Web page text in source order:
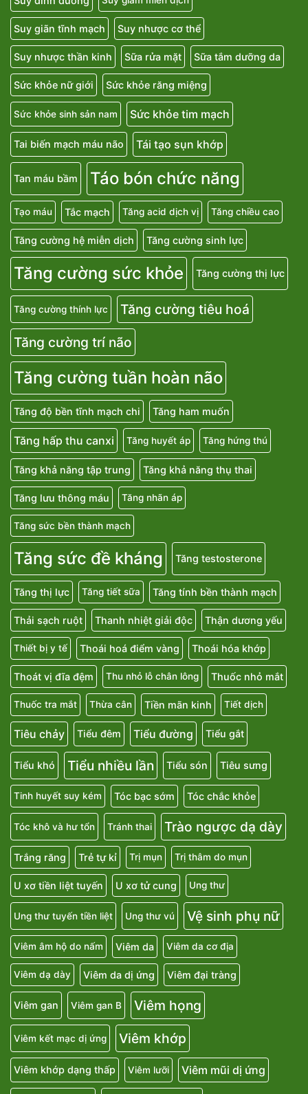
Suy giãn tĩnh mạch Suy nhược cơ thể
Suy nhược thần kinh Sữa rửa mặt Sữa tắm dưỡng da
Sức khỏe nữ giới Sức khỏe răng miệng
Sức khỏe sinh sản nam Sức khỏe tim mạch
Tai biến mạch máu não Tái tạo sụn khớp
Tan máu bầm Táo bón chức năng
Tạo máu Tắc mạch Tăng acid dịch vị Tăng chiều cao
Tăng cường hệ miễn dịch Tăng cường sinh lực
Tăng cường sức khỏe Tăng cường thị lực
Tăng cường thính lực
Tăng cường tiêu hoá
Tăng cường trí não
Tăng cường tuần hoàn não
Tăng độ bền tĩnh mạch chi Tăng ham muốn
Tăng hấp thu canxi Tăng huyết áp Tăng hứng thú
Tăng khả năng tập trung Tăng khả năng thụ thai
Tăng lưu thông máu Tăng nhãn áp
Tăng sức bền thành mạch
Tăng sức đề kháng Tăng testosterone
Tăng thị lực Tăng tiết sữa Tăng tính bền thành mạch
Thải sạch ruột Thanh nhiệt giải độc Thận dương yếu
Thiết bị y tế Thoái hoá điểm vàng Thoái hóa khớp
Thoát vị đĩa đệm Thu nhỏ lỗ chân lông Thuốc nhỏ mắt
Thuốc tra mắt Thừa cân Tiền mãn kinh Tiết dịch
Tiêu chảy Tiểu đêm Tiểu đường Tiểu gắt
Tiểu khó Tiểu nhiều lần Tiểu són Tiêu sưng
Tinh huyết suy kém Tóc bạc sớm Tóc chắc khỏe
Tóc khô và hư tổn Tránh thai Trào ngược dạ dày
Trắng răng Trẻ tự kỉ Trị mụn Trị thâm do mụn
U xơ tiền liệt tuyến U xơ tử cung Ung thư
Ung thư tuyến tiền liệt Ung thư vú Vệ sinh phụ nữ
Viêm âm hộ do nấm Viêm da Viêm da cơ địa
Viêm dạ dày Viêm da dị ứng Viêm đại tràng
Viêm gan Viêm gan B Viêm họng
Viêm kết mạc dị ứng Viêm khớp
Viêm khớp dạng thấp Viêm lưỡi Viêm mũi dị ứng